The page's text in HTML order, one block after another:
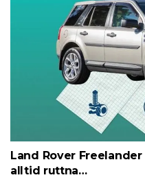
Land Rover
alltid ruttna…